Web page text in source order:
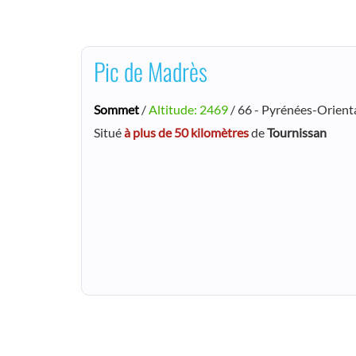
Pic de Madrès
Sommet /Altitude: 2469 / 66 - Pyrénées-
Situéà plus de 50 kilomètresdeTournissan